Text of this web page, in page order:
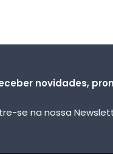
novidades,
se na nossa